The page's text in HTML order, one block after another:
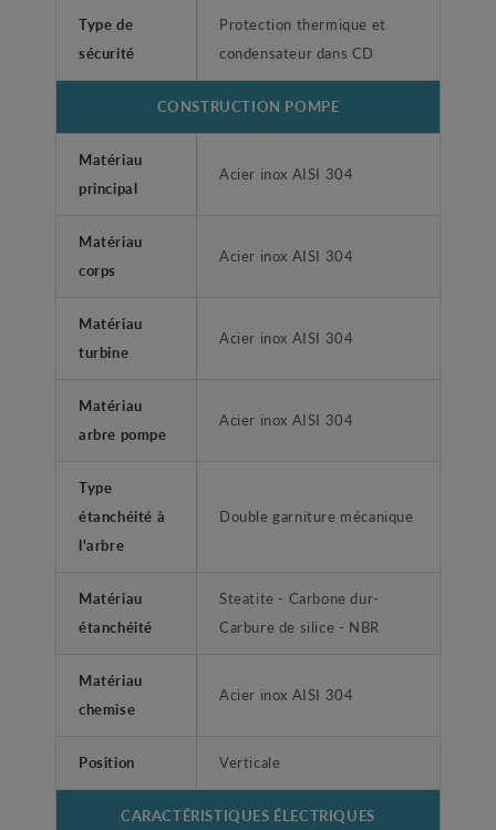
Type de
sécurité
Protection thermique et
condensateur dans CD
CONSTRUCTION POMPE
Matériau
principal
Acier inox AISI 304
Matériau
corps
Acier inox AISI 304
Matériau
turbine
Acier inox AISI 304
Matériau
arbre pompe
Acier inox AISI 304
Type
étanchéité à
l'arbre
Double garniture mécanique
Matériau
étanchéité
Steatite - Carbone dur-
Carbure de silice - NBR
Matériau
chemise
Acier inox AISI 304
Position Verticale
CARACTÉRISTIQUES ÉLECTRIQUES